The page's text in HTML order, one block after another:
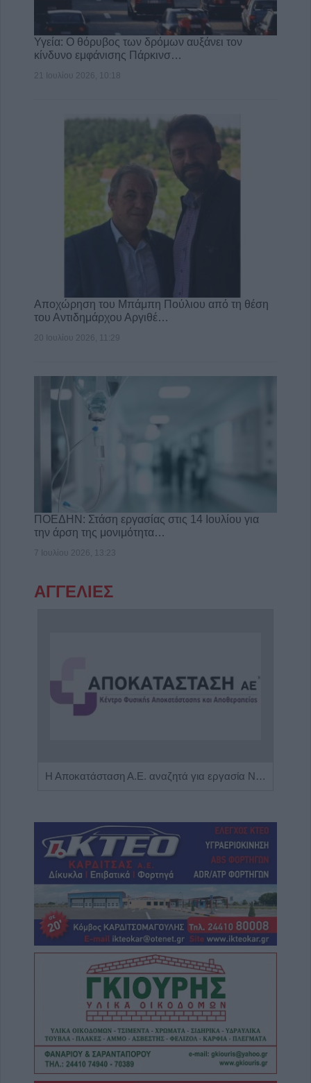
Υγεία: Ο θόρυβος των δρόμων αυξάνει τον
κίνδυνο εμφάνισης Πάρκινσ…
21 Ιουλίου 2026, 10:18
Αποχώρηση του Μπάμπη Πούλιου από τη θέση
του Αντιδημάρχου Αργιθέ…
20 Ιουλίου 2026, 11:29
ΠΟΕΔΗΝ: Στάση εργασίας στις 14 Ιουλίου για
την άρση της μονιμότητα…
7 Ιουλίου 2026, 13:23
ΑΓΓΕΛΙΕΣ
Η Αποκατάσταση Α.Ε. αναζητά για εργασία Νοσηλευτές και Βοηθούς Νοσηλευτές